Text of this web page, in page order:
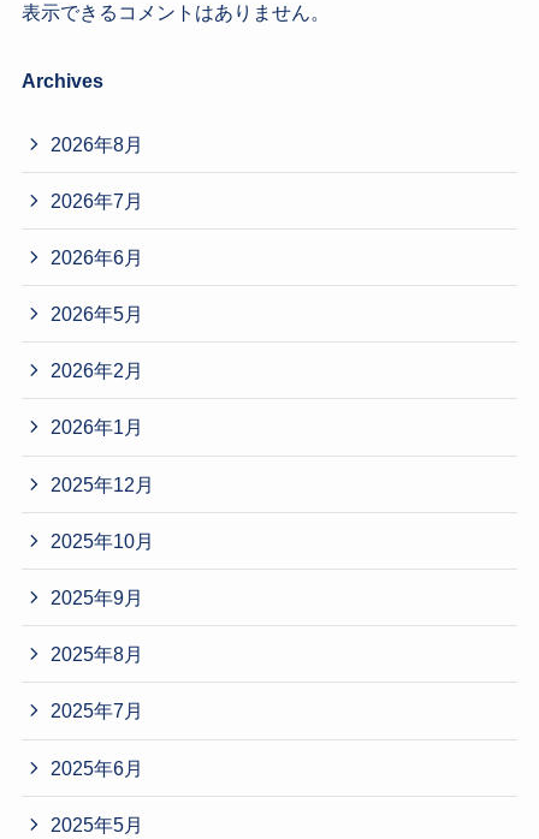
表示できるコメントはありません。
Archives
2026年8月
2026年7月
2026年6月
2026年5月
2026年2月
2026年1月
2025年12月
2025年10月
2025年9月
2025年8月
2025年7月
2025年6月
2025年5月